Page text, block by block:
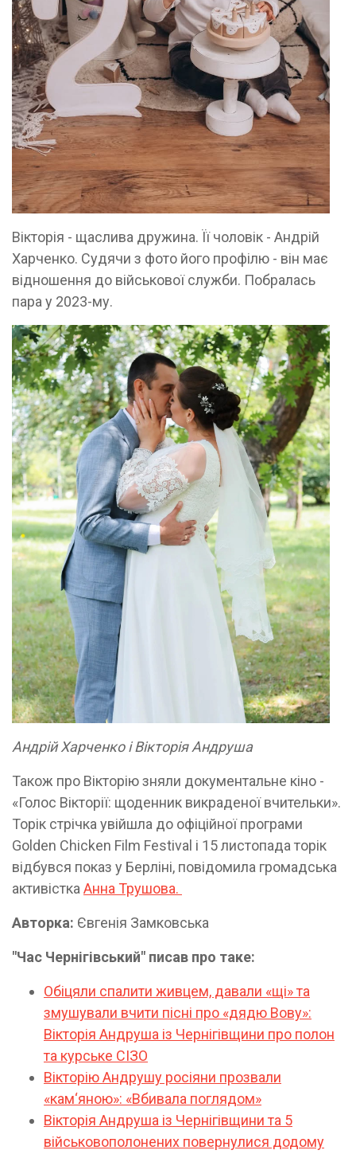
Вікторія - щаслива дружина. Її чоловік - Андрій
Харченко. Судячи з фото його профілю - він має
відношення до військової служби. Побралась
пара у 2023-му.
Андрій Харченко і Вікторія Андруша
Також про Вікторію зняли документальне кіно -
«Голос Вікторії: щоденник викраденої вчительки».
Торік стрічка увійшла до офіційної програми
Golden Chicken Film Festival і 15 листопада торік
відбувся показ у Берліні, повідомила громадська
активістка Анна Трушова.
Авторка: Євгенія Замковська
"Час Чернігівський" писав про таке:
Обіцяли спалити живцем, давали «щі» та
змушували вчити пісні про «дядю Вову»:
Вікторія Андруша із Чернігівщини про полон
та курське СІЗО
Вікторію Андрушу росіяни прозвали
«кам‘яною»: «Вбивала поглядом»
Вікторія Андруша із Чернігівщини та 5
військовополонених повернулися додому